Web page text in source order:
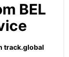
BEL
track.global